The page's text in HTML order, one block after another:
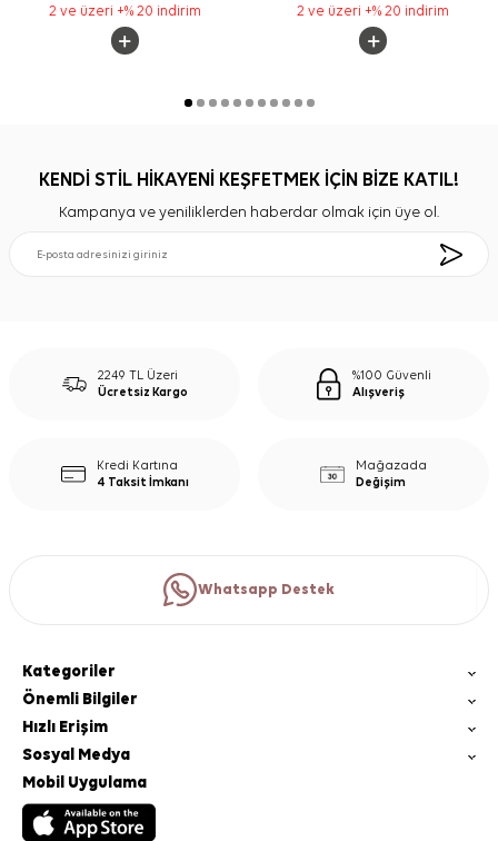
2 ve üzeri +% 20 indirim 2 ve üzeri +% 20 indirim
KENDİ STİL HİKAYENİ KEŞFETMEK İÇİN BİZE KATIL!
Kampanya ve yeniliklerden haberdar olmak için üye ol.
2249 TL Üzeri
Ücretsiz Kargo
%100 Güvenli
Alışveriş
Kredi Kartına
4 Taksit İmkanı
Mağazada
Değişim
Whatsapp Destek
Kategoriler
Önemli Bilgiler
Hızlı Erişim
Sosyal Medya
Mobil Uygulama